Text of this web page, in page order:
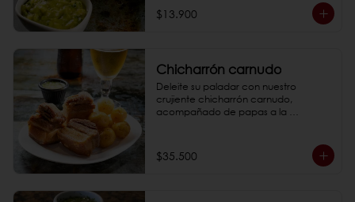
nuestra tradición culinaria que se
complementa a la perfección con
$13.900
Chicharrón carnudo
Deleite su paladar con nuestro
crujiente chicharrón carnudo,
acompañado de papas a la
sus sentidos.
*Fotos de referencia
$35.500